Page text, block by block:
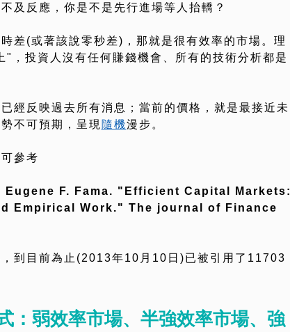
及反應，你是不是先行進場等人抬轎？
差(或著該說零秒差)，那就是很有效率的市場。理
"，投資人沒有任何賺錢機會、所有的技術分析都是
經反映過去所有消息；當前的價格，就是最接近未
不可預期，呈現 隨機漫步。
參考
Eugene F. Fama. "Efficient Capital Markets:
Empirical Work." The journal of Finance
到目前為止(2013年10月10日)已被引用了11703
： 弱效率市場、 半強效率市場、 強